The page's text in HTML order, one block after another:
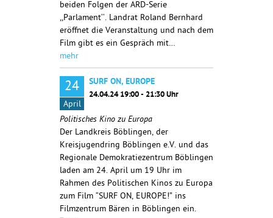
beiden Folgen der ARD-Serie
,,Parlament‘‘. Landrat Roland Bernhard
eröffnet die Veranstaltung und nach dem
Film gibt es ein Gespräch mit…
mehr
24
April
SURF ON, EUROPE
24.04.24 19:00 - 21:30 Uhr
Politisches Kino zu Europa
Der Landkreis Böblingen, der
Kreisjugendring Böblingen e.V. und das
Regionale Demokratiezentrum Böblingen
laden am 24. April um 19 Uhr im
Rahmen des Politischen Kinos zu Europa
zum Film “SURF ON, EUROPE!” ins
Filmzentrum Bären in Böblingen ein.